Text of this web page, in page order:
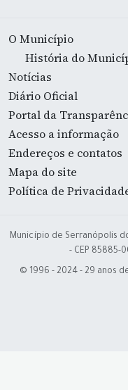
O Município
História do
Notícias
Diário Oficial
Portal da
Acesso a informação
Endereços e contatos
Mapa do site
Política de
Município de Serranópolis
- CEP 85885-
© 1996 - 2024 - 29 anos